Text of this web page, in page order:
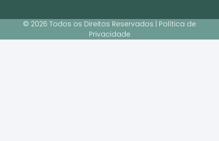
© 2026 Todos os Direitos Reservados | Política de
Privacidade